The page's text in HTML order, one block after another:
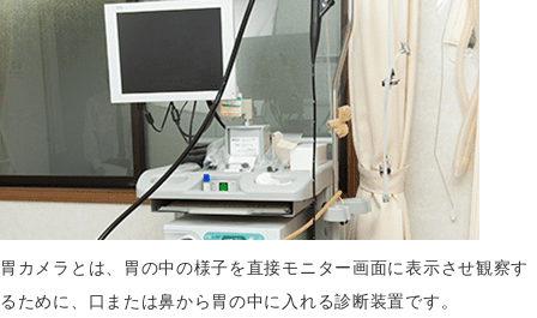
胃カメラとは、胃の中の様子を直接モニター画面に表示させ観察す
るために、口または鼻から胃の中に入れる診断装置です。